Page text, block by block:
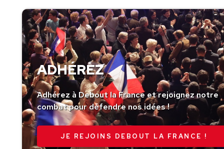
ADHÉREZ
Adhérez à Debout la France et rejoignez notre
combat pour défendre nos idées !
JE REJOINS DEBOUT LA FRANCE !